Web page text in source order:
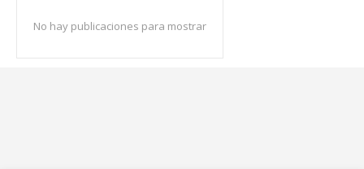
No hay publicaciones para mostrar